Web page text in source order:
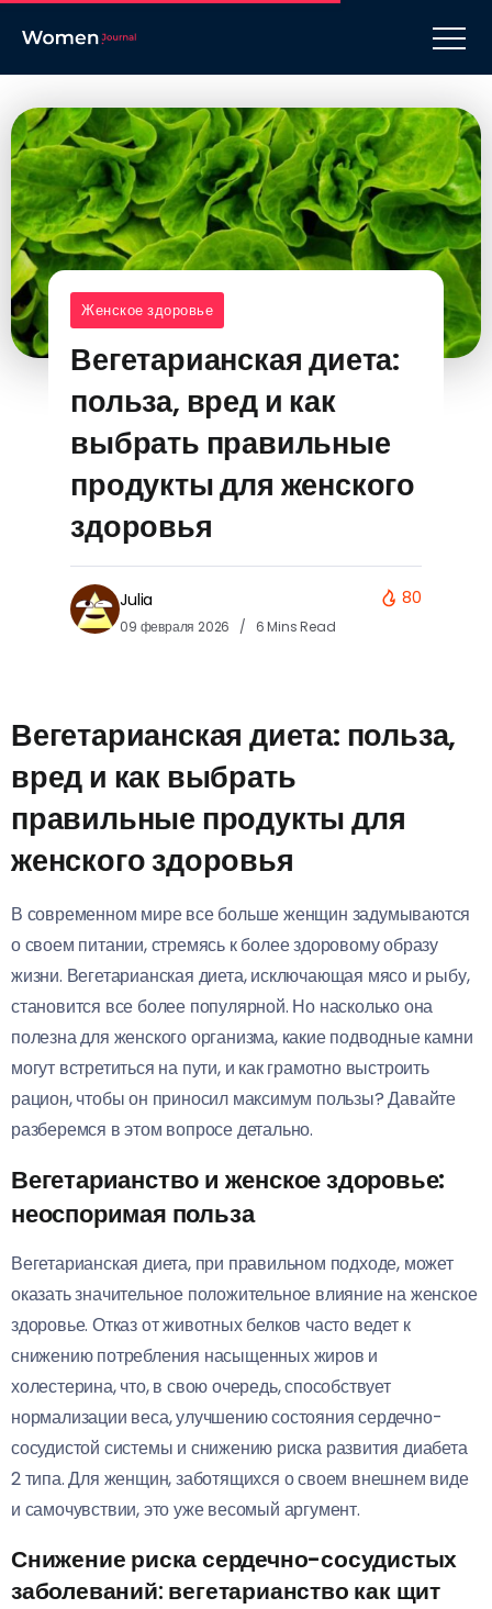
Женское здоровье
Вегетарианская диета:
польза, вред и как
выбрать правильные
продукты для женского
здоровья
Julia
09 февраля 2026 6 Mins Read
80
Вегетарианская диета: польза,
вред и как выбрать
правильные продукты для
женского здоровья
В современном мире все больше женщин задумываются
о своем питании, стремясь к более здоровому образу
жизни. Вегетарианская диета, исключающая мясо и рыбу,
становится все более популярной. Но насколько она
полезна для женского организма, какие подводные камни
могут встретиться на пути, и как грамотно выстроить
рацион, чтобы он приносил максимум пользы? Давайте
разберемся в этом вопросе детально.
Вегетарианство и женское здоровье:
неоспоримая польза
Вегетарианская диета, при правильном подходе, может
оказать значительное положительное влияние на женское
здоровье. Отказ от животных белков часто ведет к
снижению потребления насыщенных жиров и
холестерина, что, в свою очередь, способствует
нормализации веса, улучшению состояния сердечно-
сосудистой системы и снижению риска развития диабета
2 типа. Для женщин, заботящихся о своем внешнем виде
и самочувствии, это уже весомый аргумент.
Снижение риска сердечно-сосудистых
заболеваний: вегетарианство как щит